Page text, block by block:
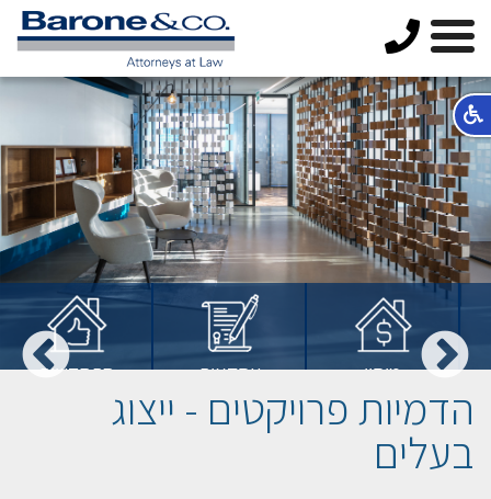
מיסוי
מקרקעין
עסקאות
מקרקעין
התחדשות
עירוניתהדמיות פרויקטים - ייצוג
בעלים